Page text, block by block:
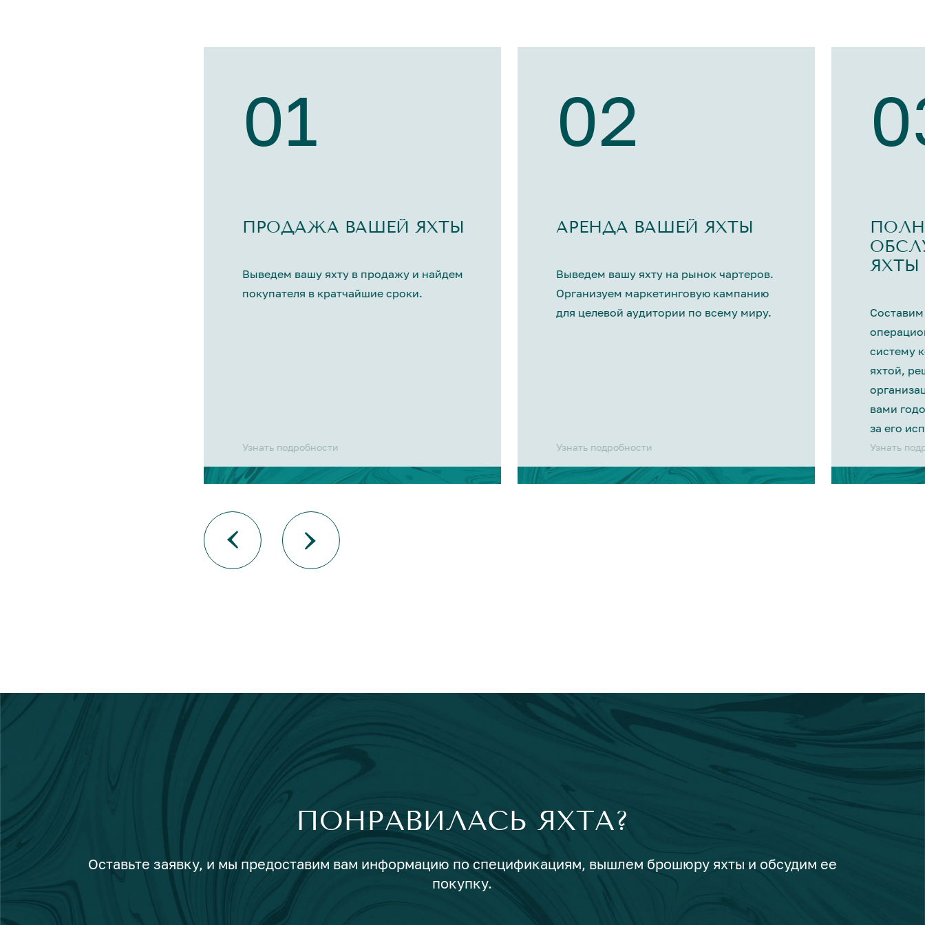
01
ПРОДАЖА ВАШЕЙ ЯХТЫ
Выведем вашу яхту в продажу и найдем
покупателя в кратчайшие сроки.
Узнать подробности
02
АРЕНДА ВАШЕЙ ЯХТЫ
Выведем вашу яхту на рынок чартеров.
Организуем маркетинговую кампанию
для целевой аудитории по всему миру.
Узнать подробности
ЯХТЫ
систему
яхтой,
вами
за его
Узнать
ПОНРАВИЛАСЬ ЯХТА?
Оставьте заявку, и мы предоставим вам информацию по спецификациям, вышлем брошюру яхты и обсудим ее
покупку.